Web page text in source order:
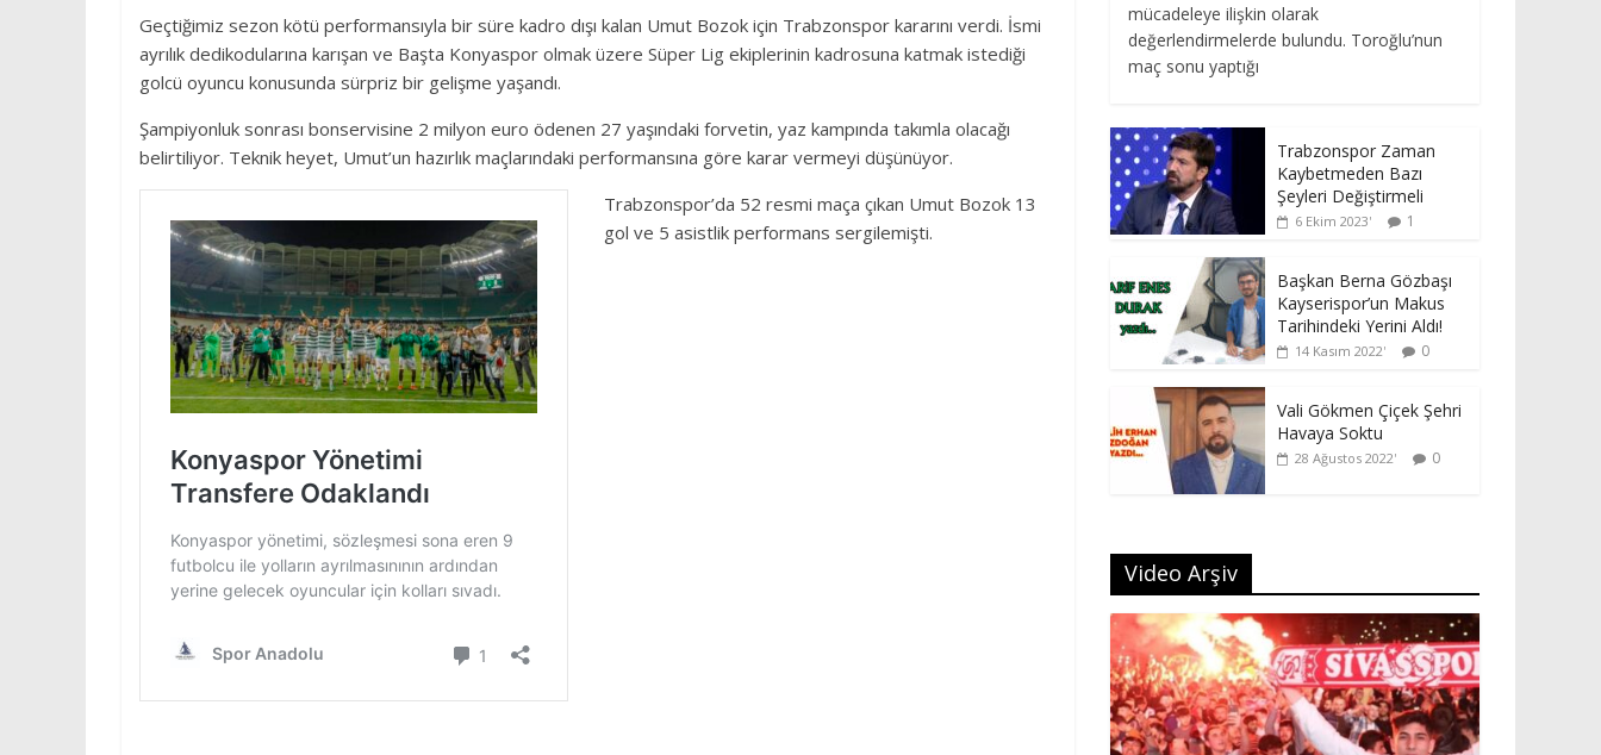
Geçtiğimiz sezon kötü performansıyla bir süre kadro dışı kalan Umut Bozok için Trabzonspor kararını verdi. İsmi
ayrılık dedikodularına karışan ve Başta Konyaspor olmak üzere Süper Lig ekiplerinin kadrosuna katmak istediği
golcü oyuncu konusunda sürpriz bir gelişme yaşandı.
Şampiyonluk sonrası bonservisine 2 milyon euro ödenen 27 yaşındaki forvetin, yaz kampında takımla olacağı
belirtiliyor. Teknik heyet, Umut’un hazırlık maçlarındaki performansına göre karar vermeyi düşünüyor.
Trabzonspor’da 52 resmi maça çıkan Umut Bozok 13
gol ve 5 asistlik performans sergilemişti.
mücadeleye ilişkin olarak
değerlendirmelerde bulundu. Toroğlu’nun
maç sonu yaptığı
Trabzonspor Zaman
Kaybetmeden Bazı
Şeyleri Değiştirmeli
6 Ekim 2023 1
Başkan Berna Gözbaşı
Kayserispor’un Makus
Tarihindeki Yerini Aldı!
14 Kasım 2022 0
Vali Gökmen Çiçek Şehri
Havaya Soktu
28 Ağustos 2022 0
Video Arşiv